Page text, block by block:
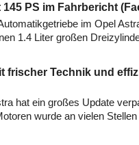
PS im Fahrbericht
im Opel
1.4 Liter großen
frischer Technik und
hat ein großes Update
wurde an vielen Stellen